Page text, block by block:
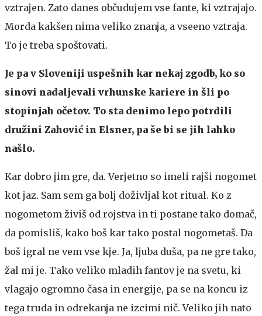
vztrajen. Zato danes občudujem vse fante, ki vztrajajo.
Morda kakšen nima veliko znanja, a vseeno vztraja.
To je treba spoštovati.
Je pa v Sloveniji uspešnih kar nekaj zgodb, ko so
sinovi nadaljevali vrhunske kariere in šli po
stopinjah očetov. To sta denimo lepo potrdili
družini Zahović in Elsner, pa še bi se jih lahko
našlo.
Kar dobro jim gre, da. Verjetno so imeli rajši nogomet
kot jaz. Sam sem ga bolj doživljal kot ritual. Ko z
nogometom živiš od rojstva in ti postane tako domač,
da pomisliš, kako boš kar tako postal nogometaš. Da
boš igral ne vem vse kje. Ja, ljuba duša, pa ne gre tako,
žal mi je. Tako veliko mladih fantov je na svetu, ki
vlagajo ogromno časa in energije, pa se na koncu iz
tega truda in odrekanja ne izcimi nič. Veliko jih nato